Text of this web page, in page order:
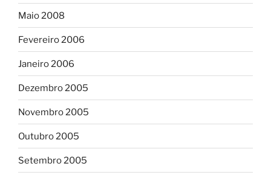
Maio 2008
Fevereiro 2006
Janeiro 2006
Dezembro 2005
Novembro 2005
Outubro 2005
Setembro 2005